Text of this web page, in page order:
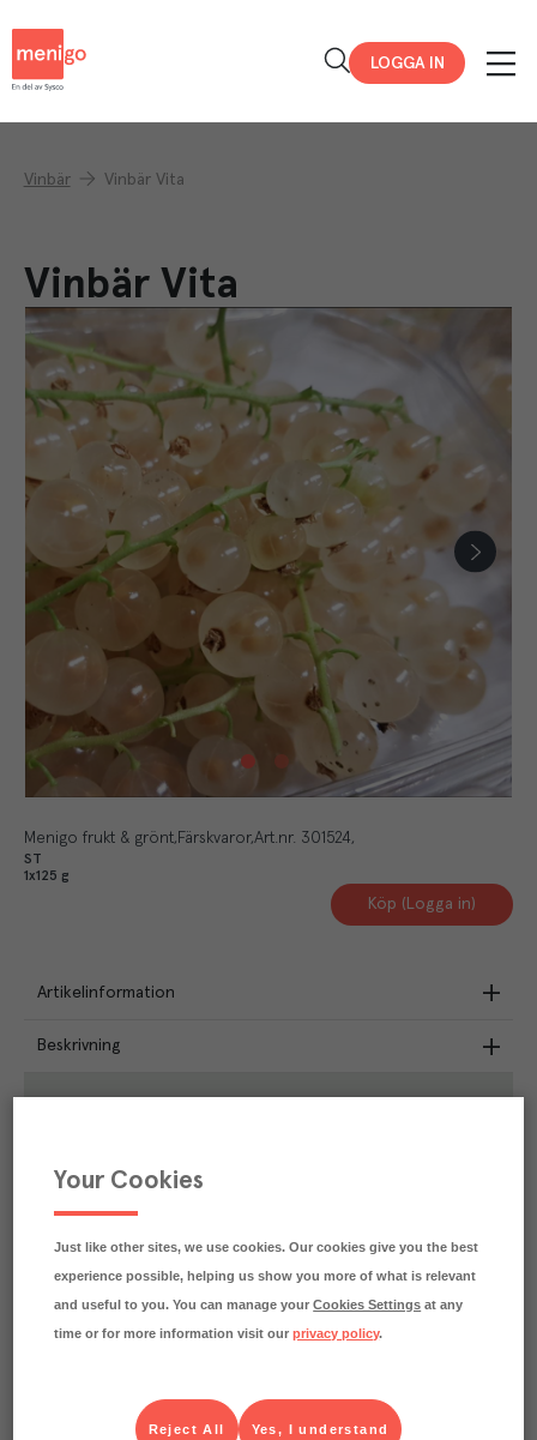
LOGGA IN
Vinbär Vinbär Vita
Vinbär Vita
Menigo frukt & grönt Färskvaror Art.nr. 301524
ST
1x125 g
Köp (Logga in)
Artikelinformation
Beskrivning
utsläppen av 0.8 kg koldioxid.
Your Cookies
Just like other sites, we use cookies. Our cookies give you the best
experience possible, helping us show you more of what is relevant
and useful to you. You can manage yourCookies Settings at any
time or for more information visit ourprivacy policy.
Yes, I understand
Reject All